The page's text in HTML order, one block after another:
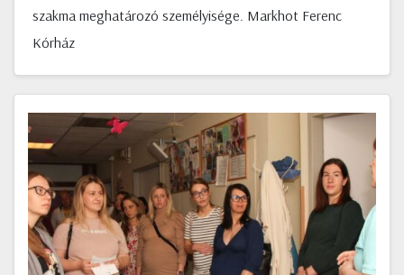
szakma meghatározó személyisége. Markhot Ferenc
Kórház